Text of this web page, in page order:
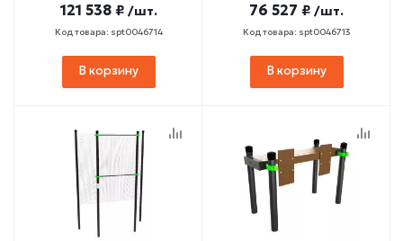
121 538 ₽ /шт.
Код товара: spt0046714
В корзину
76 527 ₽ /шт.
Код товара: spt0046713
В корзину